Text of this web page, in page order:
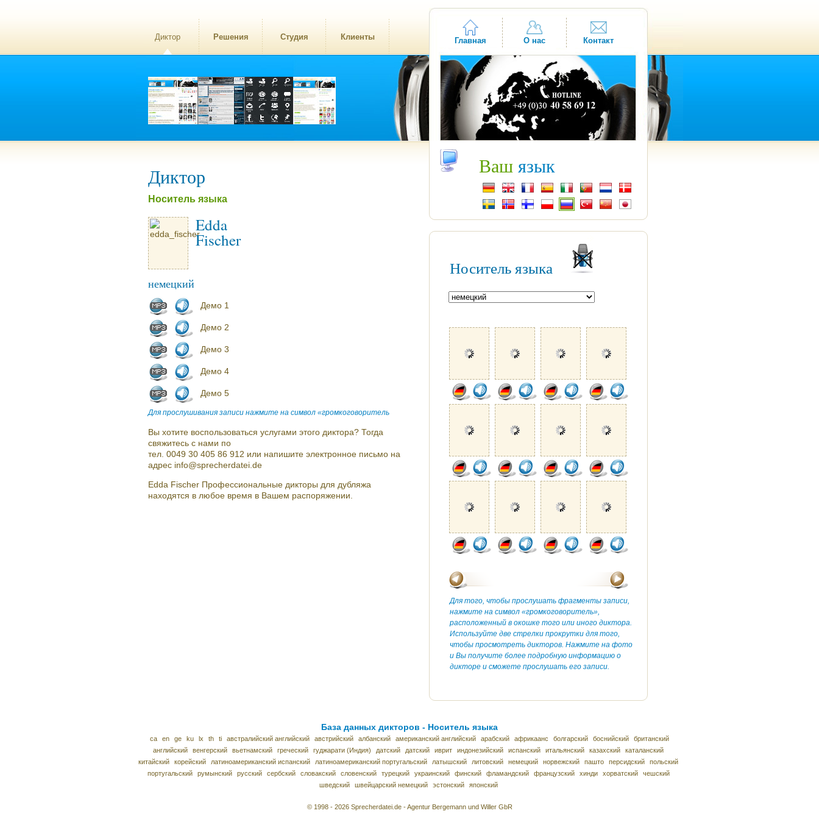
Диктор Решения Студия Клиенты Главная О нас Контакт
Диктор
Носитель языка
Edda
Fischer
немецкий
Демо 1
Демо 2
Демо 3
Демо 4
Демо 5
Для прослушивания записи нажмите на символ «громкоговоритель
Вы хотите воспользоваться услугами этого диктора? Тогда
свяжитесь с нами по
тел. 0049 30 405 86 912 или напишите электронное письмо на
адрес info@sprecherdatei.de
Edda Fischer Профессиональные дикторы для дубляжа
находятся в любое время в Вашем распоряжении.
Ваш язык
Носитель языка
Для того, чтобы прослушать фрагменты записи,
нажмите на символ «громкоговоритель»,
расположенный в окошке того или иного диктора.
Используйте две стрелки прокрутки для того,
чтобы просмотреть дикторов. Нажмите на фото
и Вы получите более подробную информацию о
дикторе и сможете прослушать его записи.
База данных дикторов - Носитель языка
ca en ge ku lx th ti австралийский английский австрийский албанский американский английский арабский африкаанс болгарский боснийский
британский
английский
венгерский вьетнамский греческий гуджарати (Индия) датский датский иврит индонезийский испанский итальянский казахский
каталанский
китайский
корейский латиноамериканский испанский латиноамериканский португальский латышский литовский немецкий норвежский пашто персидский
польский
португальский
румынский русский сербский словакский словенский турецкий украинский финский фламандский французский хинди хорватский
чешский
шведский
швейцарский немецкий эстонский японский
© 1998 - 2026 Sprecherdatei.de - Agentur Bergemann und Willer GbR